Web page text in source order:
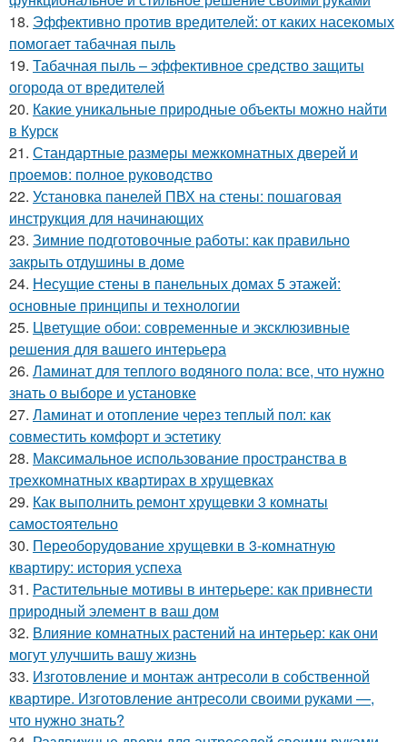
18. Эффективно против вредителей: от каких насекомых
помогает табачная пыль
19. Табачная пыль – эффективное средство защиты
огорода от вредителей
20. Какие уникальные природные объекты можно найти
в Курск
21. Стандартные размеры межкомнатных дверей и
проемов: полное руководство
22. Установка панелей ПВХ на стены: пошаговая
инструкция для начинающих
23. Зимние подготовочные работы: как правильно
закрыть отдушины в доме
24. Несущие стены в панельных домах 5 этажей:
основные принципы и технологии
25. Цветущие обои: современные и эксклюзивные
решения для вашего интерьера
26. Ламинат для теплого водяного пола: все, что нужно
знать о выборе и установке
27. Ламинат и отопление через теплый пол: как
совместить комфорт и эстетику
28. Максимальное использование пространства в
трехкомнатных квартирах в хрущевках
29. Как выполнить ремонт хрущевки 3 комнаты
самостоятельно
30. Переоборудование хрущевки в 3-комнатную
квартиру: история успеха
31. Растительные мотивы в интерьере: как привнести
природный элемент в ваш дом
32. Влияние комнатных растений на интерьер: как они
могут улучшить вашу жизнь
33. Изготовление и монтаж антресоли в собственной
квартире. Изготовление антресоли своими руками —,
что нужно знать?